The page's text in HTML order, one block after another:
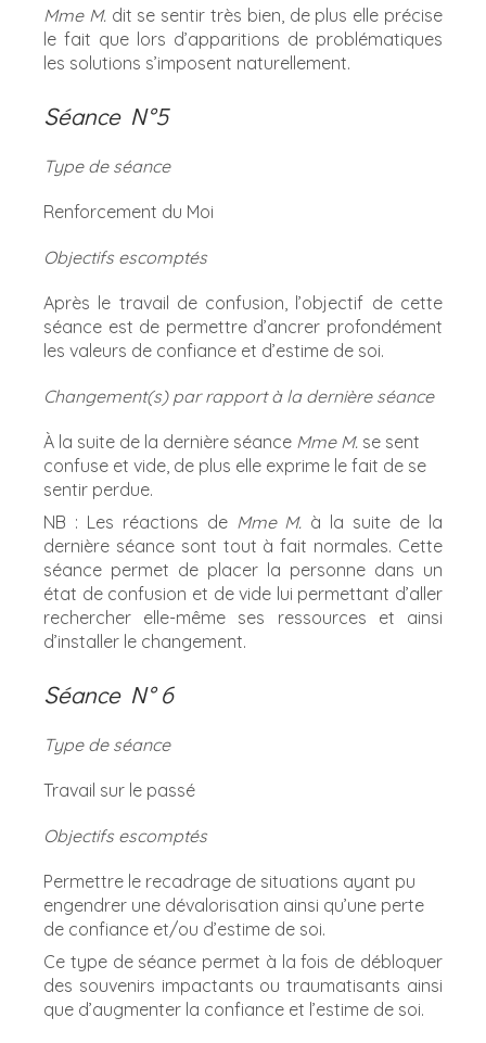
Mme M.dit se sentir très bien, de plus elle précise
le fait que lors d’apparitions de problématiques
les solutions s’imposent naturellement.
Séance N°5
Type de séance
Renforcement du Moi
Objectifs escomptés
Après le travail de confusion, l’objectif de cette
séance est de permettre d’ancrer profondément
les valeurs de confiance et d’estime de soi.
Changement(s) par rapport à la dernière séance
À la suite de la dernière séance Mme M. se sent
confuse et vide, de plus elle exprime le fait de se
sentir perdue.
NB : Les réactions de Mme M. à la suite de la
dernière séance sont tout à fait normales. Cette
séance permet de placer la personne dans un
état de confusion et de vide lui permettant d’aller
rechercher elle-même ses ressources et ainsi
d’installer le changement.
Séance N° 6
Type de séance
Travail sur le passé
Objectifs escomptés
Permettre le recadrage de situations ayant pu
engendrer une dévalorisation ainsi qu’une perte
de confiance et/ou d’estime de soi.
Ce type de séance permet à la fois de débloquer
des souvenirs impactants ou traumatisants ainsi
que d’augmenter la confiance et l’estime de soi.